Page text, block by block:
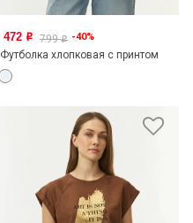
472 o 799o -40%
Футболка хлопковая с принтом